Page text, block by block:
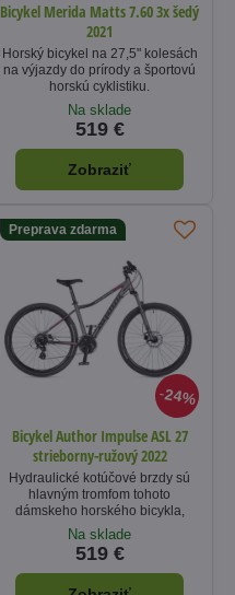
Bicykel Merida Matts 7.60 3x šedý
2021
Horský bicykel na 27,5" kolesách
na výjazdy do prírody a športovú
horskú cyklistiku.
Na sklade
519 €
Zobraziť
24%
Preprava zdarma
Bicykel Author Impulse ASL 27
strieborny-ružový 2022
Hydraulické kotúčové brzdy sú
hlavným tromfom tohoto
dámskeho horského bicykla,
Na sklade
519 €